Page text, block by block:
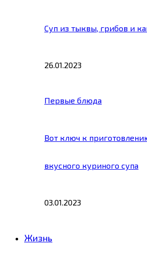
Суп из тыквы, грибов и
26.01.2023
Первые блюда
Вот ключ к
вкусного куриного супа
03.01.2023
Жизнь